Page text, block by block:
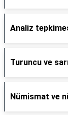
Analiz
Turuncu ve
Nümismat ve